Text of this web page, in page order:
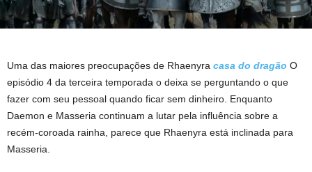
Uma das maiores preocupações de Rhaenyra casa do dragão O
episódio 4 da terceira temporada o deixa se perguntando o que
fazer com seu pessoal quando ficar sem dinheiro. Enquanto
Daemon e Masseria continuam a lutar pela influência sobre a
recém-coroada rainha, parece que Rhaenyra está inclinada para
Masseria.